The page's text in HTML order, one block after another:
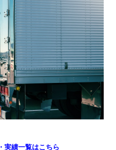
実績一覧はこちら